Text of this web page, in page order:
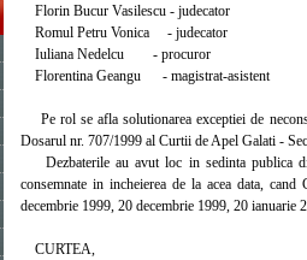
Florin Bucur Vasilescu - judecator
Romul Petru Vonica - judecator
Iuliana Nedelcu - procuror
Florentina Geangu - magistrat-asistent
Pe rol se afla solutionarea exceptiei de
Dosarul nr. 707/1999 al Curtii de Apel Galati -
Dezbaterile au avut loc in sedinta publica
consemnate in incheierea de la acea data,
decembrie 1999, 20 decembrie 1999, 20 ianuarie
CURTEA,